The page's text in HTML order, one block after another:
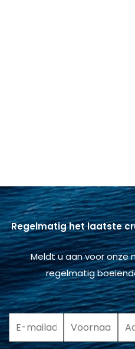
Regelmatig het laatste
Meldt u aan voor onze
regelmatig